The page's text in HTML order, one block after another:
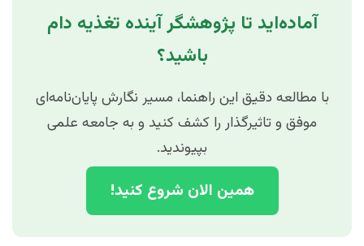
آماده‌اید تا پژوهشگر آینده تغذیه دام
باشید؟
با مطالعه دقیق این راهنما، مسیر نگارش پایان‌نامه‌ای
موفق و تاثیرگذار را کشف کنید و به جامعه علمی
بپیوندید.
همین الان شروع کنید!